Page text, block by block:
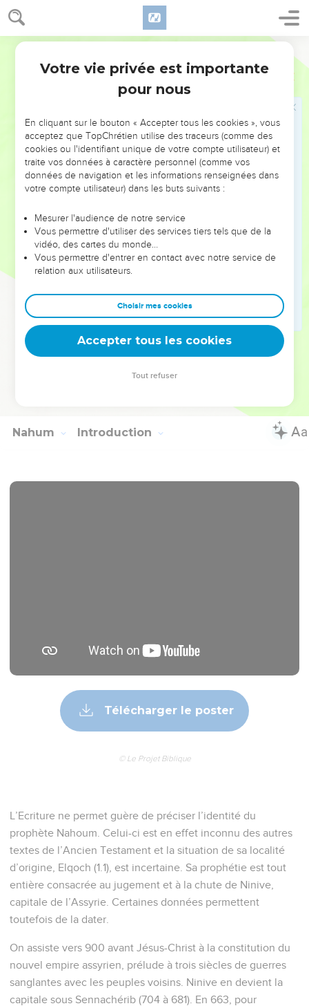
Michée 7
fruit de leurs oeuvres.
Pais ton peuple avec ta houlette, le troupeau de ton
héritage, Qui habite solitaire dans la forêt au milieu du
Carmel ! Qu'ils paissent sur le Basan et en Galaad, Comme
Comme au jour où tu sortis du pays d'Égypte, Je te ferai
voir des prodiges. -
Les nations le verront, et seront confuses, Avec toute leur
puissance ; Elles mettront la main sur la bouche, Leurs
oreilles seront assourdies.
Elles lécheront la poussière, comme le serpent, Comme
leurs forteresses ; Elles trembleront devant l'Éternel, notre
Dieu, Elles te craindront.
Quel Dieu est semblable à toi, Qui pardonnes l'iniquité,
qui oublies les péchés Du reste de ton héritage ? Il ne garde
pas sa colère à toujours, Car il prend plaisir à la miséricorde.
Il aura encore compassion de nous, Il mettra sous ses
pieds nos iniquités ; Tu jetteras au fond de la mer tous leurs
péchés.
Tu témoigneras de la fidélité à Jacob, De la bonté à
Nahum Introduction
Télécharger le poster
© Le Projet Biblique
L’Ecriture ne permet guère de préciser l’identité du
prophète Nahoum. Celui-ci est en effet inconnu des autres
textes de l’Ancien Testament et la situation de sa localité
d’origine, Elqoch (1.1), est incertaine. Sa prophétie est tout
entière consacrée au jugement et à la chute de Ninive,
capitale de l’Assyrie. Certaines données permettent
toutefois de la dater.
On assiste vers 900 avant Jésus-Christ à la constitution du
nouvel empire assyrien, prélude à trois siècles de guerres
sanglantes avec les peuples voisins. Ninive en devient la
capitale sous Sennachérib (704 à 681). En 663, pour
Votre vie privée est importante
pour nous
En cliquant sur le bouton « Accepter tous les cookies », vous
acceptez que TopChrétien utilise des traceurs (comme des
cookies ou l'identifiant unique de votre compte utilisateur) et
traite vos données à caractère personnel (comme vos
données de navigation et les informations renseignées dans
votre compte utilisateur) dans les buts suivants :
Mesurer l'audience de notre service
Vous permettre d'utiliser des services tiers tels que de la
vidéo, des cartes du monde…
Vous permettre d'entrer en contact avec notre service de
relation aux utilisateurs.
Choisir mes cookies
Accepter tous les cookies
Tout refuser